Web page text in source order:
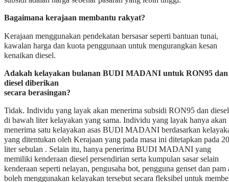
Adakah kelayakan bulanan BUDI MADANI untuk RON95 dan
diesel diberikan
secara berasingan?
Tidak. Individu yang layak akan menerima subsidi RON95 dan diesel
di bawah liter kelayakan yang sama. Individu yang layak hanya akan
yang ditentukan oleh Kerajaan yang pada masa ini ditetapkan pada
liter sebulan . Selain itu, hanya penerima BUDI MADANI yang
memiliki kenderaan diesel persendirian serta kumpulan sasar selain
boleh menggunakan kelayakan tersebut secara fleksibel untuk
RON95 dan diesel sesuai dengan keperluan masing-masing.
Adakah kelayakan BUDI MADANI bagi pemandu e-hailing
seperti
rakyat Malaysia yang lain?
Kerajaan memperkenalkan Kelayakan Tambahan Berperingkat BUDI